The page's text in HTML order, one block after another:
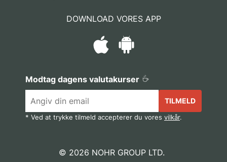
DOWNLOAD VORES APP
Modtag dagens valutakurser
TILMELD
* Ved at trykke tilmeld accepterer du vores vilkår.
© 2026 NOHR GROUP LTD.